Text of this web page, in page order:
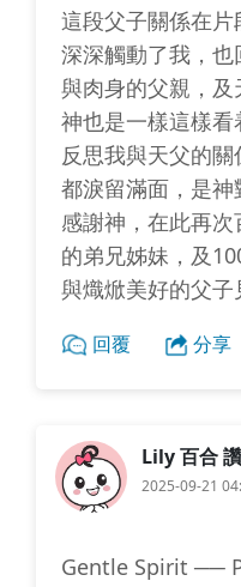
這段父子關係在片
深深觸動了我，也
與肉身的父親，及
神也是一樣這樣看
反思我與天父的
都淚留滿面，是神
感謝神，在此再
的弟兄姊妹，及
與熾焮美好的父
回覆 分享
Lily 百合
2025-09-21
Gentle Spirit ──